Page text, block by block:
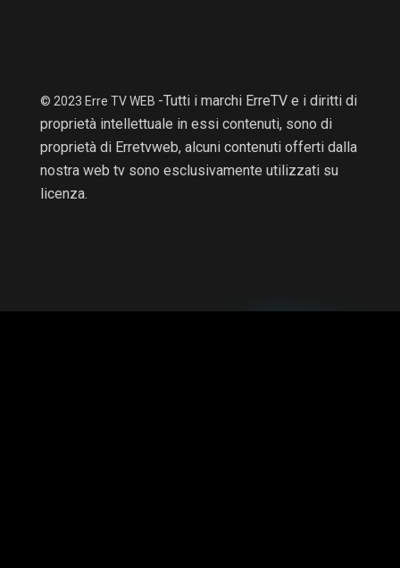
© 2023 Erre TV WEB -Tutti i marchi ErreTV e i diritti di
proprietà intellettuale in essi contenuti, sono di
proprietà di Erretvweb, alcuni contenuti offerti dalla
nostra web tv sono esclusivamente utilizzati su
licenza.